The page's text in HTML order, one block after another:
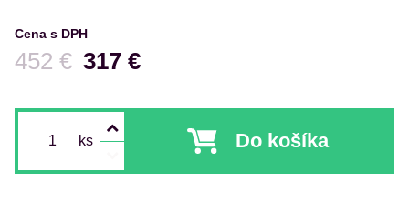
Cena s DPH
317 €
Pred zľavou:
452 €
ks Do košíka